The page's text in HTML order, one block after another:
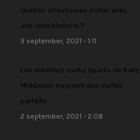
Quelles chaussures porter avec
une robe blanche ?
3 september, 2021 - 1:11
Les meilleurs looks épurés de Kate
Middleton inspirent des invités
parfaits
2 september, 2021 - 2:08